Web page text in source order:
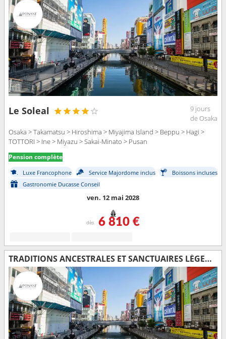
Le Soleal
9 jours
de Osaka
Osaka > Takamatsu > Hiroshima > Miyajima Island > Beppu > Hagi >
TOTTORI > Ine > Miyazu > Sakai-Minato > Pusan
Pension complète
Luxe Francophone Service Majordome inclus
Boissons incluses
Gastronomie Ducasse Conseil
ven. 12 mai 2028
dès 6 810 €
TRADITIONS ANCESTRALES ET SANCTUAIRES LÉGENDAIRES NIPPONS